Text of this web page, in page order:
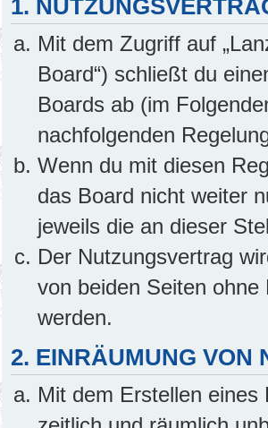
1.
Mit dem Zugriff auf
Board“) schließt du
Boards ab (im
nachfolgenden
Wenn du mit diesen
das Board nicht weiter
jeweils die an dieser
Der Nutzungsvertrag
von beiden Seiten
werden.
2. EINRÄUMUNG VON
Mit dem Erstellen